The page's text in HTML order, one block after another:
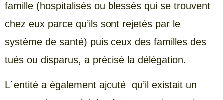
famille (hospitalisés ou blessés qui se trouvent
chez eux parce qu’ils sont rejetés par le
système de santé) puis ceux des familles des
tués ou disparus, a précisé la délégation.
L´entité a également ajouté qu’il existait un